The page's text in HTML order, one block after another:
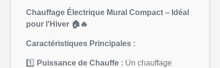
Chauffage Électrique Mural Compact – Idéal
pour l'Hiver 🏠🔥
Caractéristiques Principales :
1️⃣ Puissance de Chauffe : Un chauffage